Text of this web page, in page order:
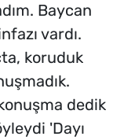
Baycan
vardı.
koruduk
dedik
'Dayı